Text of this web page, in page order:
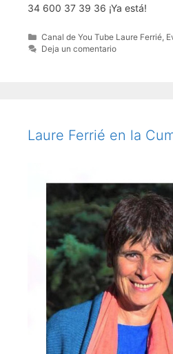
34 600 37 39 36 ¡Ya está!
Categorías
Canal de You Tube Laure Ferrié,
Deja un comentario
Laure Ferrié en la